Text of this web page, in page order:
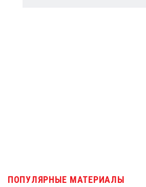
ПОПУЛЯРНЫЕ МАТЕРИАЛЫ